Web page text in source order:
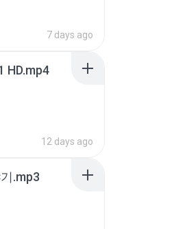
7 days ago
HD.mp4
12 days ago
.mp3